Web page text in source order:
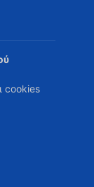
cookies